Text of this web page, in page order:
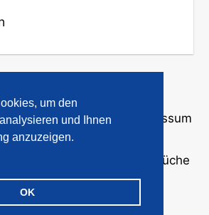
um den
und Ihnen
anzuzeigen.
OK
zum Anfang
·Datenschutz Impressum
· Bilder und Sprüche
und Profile